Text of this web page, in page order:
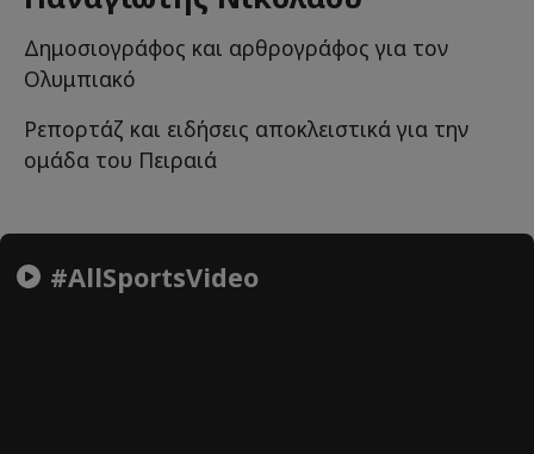
Δημοσιογράφος και αρθρογράφος για τον
Ολυμπιακό
Ρεπορτάζ και ειδήσεις αποκλειστικά για την
ομάδα του Πειραιά
#AllSportsVideo